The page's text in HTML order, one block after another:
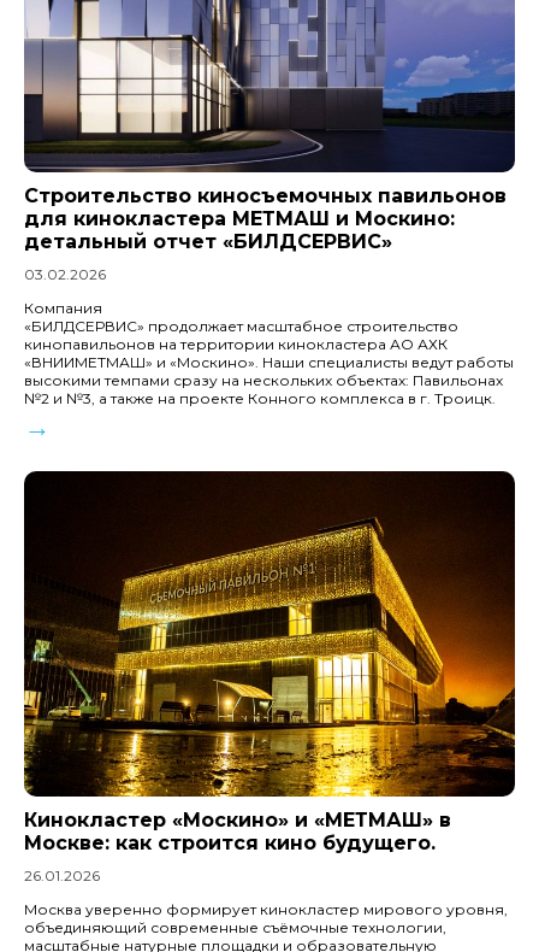
Строительство киносъемочных павильонов
для кинокластера МЕТМАШ и Москино:
детальный отчет «БИЛДСЕРВИС»
03.02.2026
Компания
«БИЛДСЕРВИС» продолжает масштабное строительство
кинопавильонов на территории кинокластера АО АХК
«ВНИИМЕТМАШ» и «Москино». Наши специалисты ведут работы
высокими темпами сразу на нескольких объектах: Павильонах
№2 и №3, а также на проекте Конного комплекса в г. Троицк.
→
Кинокластер «Москино» и «МЕТМАШ» в
Москве: как строится кино будущего.
26.01.2026
Москва уверенно формирует кинокластер мирового уровня,
объединяющий современные съёмочные технологии,
масштабные натурные площадки и образовательную